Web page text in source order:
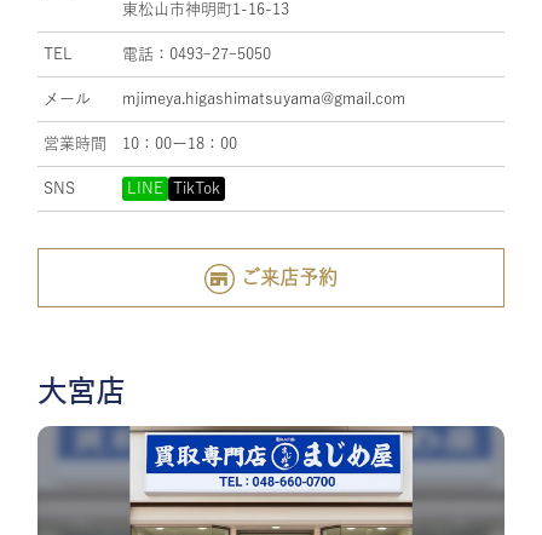
東松山市神明町1-16-13
TEL 電話：0493ｰ27ｰ5050
メール mjimeya.higashimatsuyama@gmail.com
営業時間 10：00ー18：00
SNS LINE TikTok
ご来店予約
大宮店